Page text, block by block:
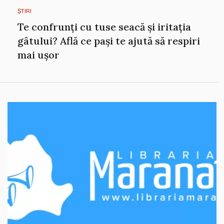
ȘTIRI
Te confrunți cu tuse seacă și iritația
gâtului? Află ce pași te ajută să respiri
mai ușor